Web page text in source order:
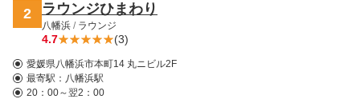
2 ラウンジひまわり
八幡浜 / ラウンジ
4.7 (3)
愛媛県八幡浜市本町14 丸ニビル2F
最寄駅： 八幡浜駅
20：00～翌2：00